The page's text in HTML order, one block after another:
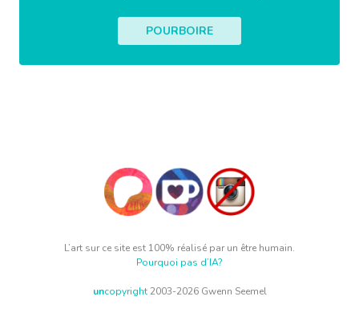
POURBOIRE
L’art sur ce site est 100% réalisé par un être humain.
Pourquoi pas d’IA?
uncopyright2003-2026 Gwenn Seemel